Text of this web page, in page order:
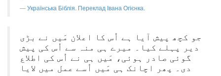
Українська Біблія. Переклад Івана Огієнка.
جو کچھ پیش آیا ہے اُس کا اعلان مَیں نے بڑی
دیر پہلے کیا۔ میرے ہی منہ سے اُس کی پیش
گوئی صادر ہوئی، مَیں ہی نے اُس کی اطلاع
دی۔ پھر اچانک ہی مَیں اُسے عمل میں لایا